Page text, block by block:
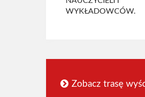
WYKŁADOWCÓW.
Zobacz trasę